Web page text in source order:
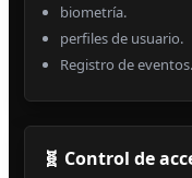
biometría.
perfiles de usuario.
Registro de eventos.
🧬 Control de